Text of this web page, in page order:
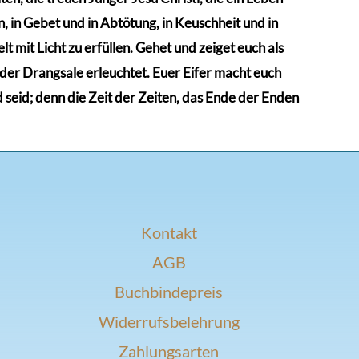
Gebet und in Abtötung, in Keuschheit und in
mit Licht zu erfüllen. Gehet und zeiget euch als
Drangsale erleuchtet. Euer Eifer macht euch
denn die Zeit der Zeiten, das Ende der Enden
Kontakt
AGB
Buchbindepreis
Widerrufsbelehrung
Zahlungsarten